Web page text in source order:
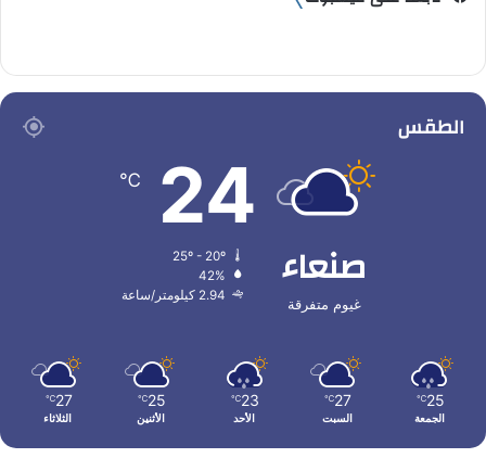
الطقس
صنعاء
غيوم متفرقة
24
℃
42%
2.94 كيلومتر/ساعة
25
℃
الجمعة
27
℃
السبت
23
℃
الأحد
25
℃
الأثنين
27
℃
الثلاثاء